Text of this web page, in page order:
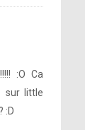
:O Ca
sur little
:D